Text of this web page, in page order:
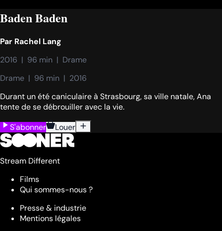
Baden Baden
Par Rachel Lang
2016  |  96 min  |  Drame
Drame  |  96 min  |  2016
Durant un été caniculaire à Strasbourg, sa ville natale, Ana
tente de se débrouiller avec la vie.
S'abonner
Louer
Stream Different
Films
Qui sommes-nous ?
Presse & industrie
Mentions légales